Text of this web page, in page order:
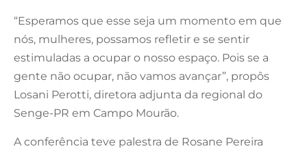
“Esperamos que esse seja um momento em que
nós, mulheres, possamos refletir e se sentir
estimuladas a ocupar o nosso espaço. Pois se a
gente não ocupar, não vamos avançar”, propôs
Losani Perotti, diretora adjunta da regional do
Senge-PR em Campo Mourão.
A conferência teve palestra de Rosane Pereira